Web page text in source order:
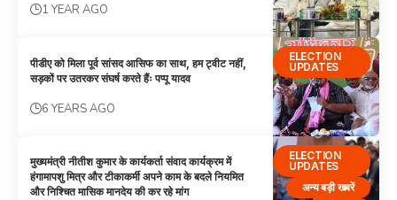
1 YEAR AGO
ELECTION
UPDATES
पीडीए को मिला पूर्व सांसद आसिफ का साथ, हम ट्वीट नहीं,
सड़कों पर उतरकर संघर्ष करते हैंः पप्पू यादव
6 YEARS AGO
ELECTION
UPDATES
अन्य बड़ी खबरें
मुख्यमंत्री नीतीश कुमार के कार्यकर्ता संवाद कार्यक्रम में
हंगामापशु मित्र और टीकाकर्मी अपने काम के बदले नियमित
और निश्चित मासिक मानदेय की कर रहे मांग